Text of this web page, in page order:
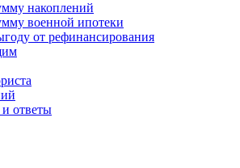
накоплений
военной ипотеки
от рефинансирования
ответы